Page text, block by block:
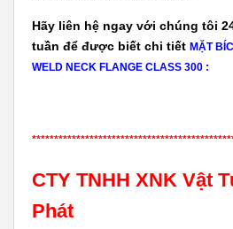
Hãy liên hệ ngay với chúng tôi
tuần để được biết chi tiết MẶT
WELD NECK FLANGE CLASS 300 :
CTY TNHH XNK Vật
Phát